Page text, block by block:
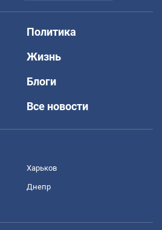
Политика
Жизнь
Блоги
Все новости
Харьков
Днепр